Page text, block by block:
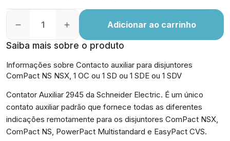
Adicionar ao carrinho
Saiba mais sobre o produto
Informações sobre Contacto auxiliar para disjuntores
ComPact NS NSX, 1 OC ou 1 SD ou 1 SDE ou 1 SDV
Contator Auxiliar 2945 da Schneider Electric. É um único
contato auxiliar padrão que fornece todas as diferentes
indicações remotamente para os disjuntores ComPact NSX,
ComPact NS, PowerPact Multistandard e EasyPact CVS.